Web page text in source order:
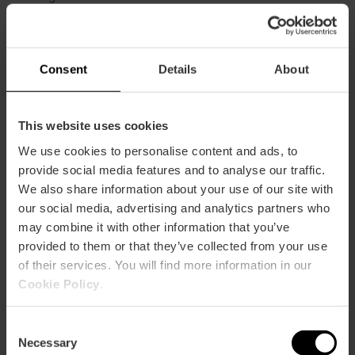
Consent Details About
This website uses cookies
We use cookies to personalise content and ads, to
provide social media features and to analyse our traffic.
We also share information about your use of our site with
our social media, advertising and analytics partners who
may combine it with other information that you’ve
provided to them or that they’ve collected from your use
of their services. You will find more information in our
Cookie Policy
Selection
Necessary
Cripta
Bajo la iglesia se encuentran los restos mortales de
San Miguel, puede que presencies un fenómeno
extraordinario. Solo en ese día, por la mañana, entra un
rayo de sol y apunta directamente a la tumba de
Germana de Foix.
Espacio Carmen Calvo
En el coro del monasterio se exhibe permanentemente
la obra “Una conversación” con la que la escultora
participó en la Bienal de Venecia de 1997. Se puede
visitar, en compañía de un guía, de lunes a viernes de
09:00 a 14:00 horas, o en las visitas al monasterio los